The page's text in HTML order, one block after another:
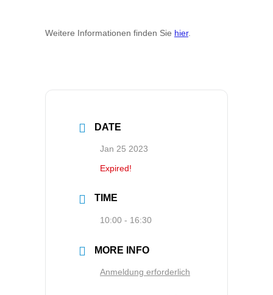
Weitere Informationen finden Sie hier.
DATE
Jan 25 2023
Expired!
TIME
10:00 - 16:30
MORE INFO
Anmeldung erforderlich